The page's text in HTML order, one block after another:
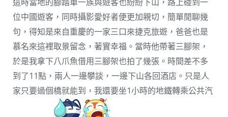
位中國遊客，同時攝影愛好者便更加親切，簡單閒聊幾
句，得知是來自重慶的一家三口來捷克旅遊，爸爸也是
慕名來這裡取景留念，著實幸福。當時他帶著三腳架，
於是我拿下八爪魚借用三腳架也拍了幾張。時間差不多
到了11點，兩人一邊攀談，一邊下山各回酒店。只是人
家只要過個橋就能到，我還要坐1小時的地鐵轉乘公共汽